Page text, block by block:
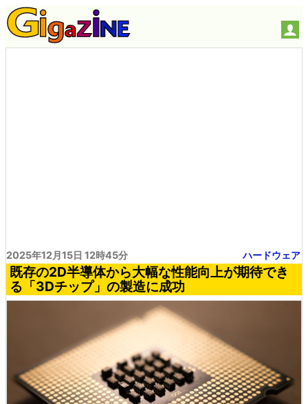
2025年12月15日 12時45分 ハードウェア
既存の2D半導体から大幅な性能向上が期待でき
る「3Dチップ」の製造に成功